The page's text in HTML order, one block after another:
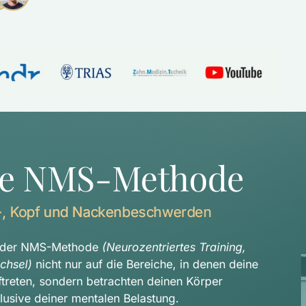
NMS-Methode
, Kopf und Nackenbeschwerden
NMS-Methode (Neurozentriertes Training,
nicht nur auf die Bereiche, in denen deine
deiner mentalen Belastung.